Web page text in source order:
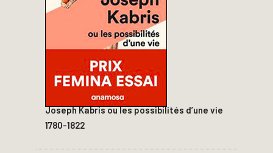
Joseph Kabris ou les possibilités d’une vie
1780-1822